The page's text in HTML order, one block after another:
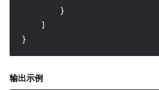
        }
    ]
}
输出示例